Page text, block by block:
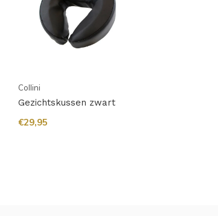
Collini
Gezichtskussen zwart
€29,95